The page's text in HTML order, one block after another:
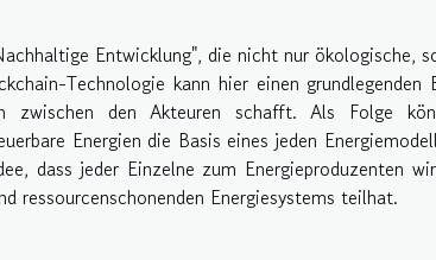
Entwicklung", die nicht nur ökologische,
Technologie kann hier einen
zwischen den Akteuren schafft. Als Folge
Energien die Basis eines jeden
dass jeder Einzelne zum Energieproduzenten
ressourcenschonenden Energiesystems teilhat.